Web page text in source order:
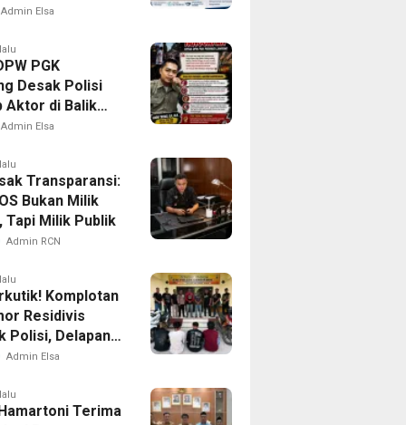
Nyaman
Admin Elsa
PGK
Desak Polisi
Aktor di Balik
Aksi Damai
Demokrasi
Admin Elsa
Transparansi:
Bukan Milik
Tapi Milik Publik
Admin RCN
Komplotan
Residivis
Polisi, Delapan
Admin Elsa
Terima